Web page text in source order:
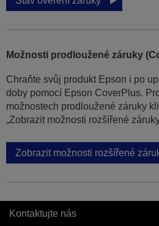
Možnosti prodloužené záruky
Chraňte svůj produkt Epson i po
doby pomocí Epson CoverPlus.
možnostech prodloužené záruky
„Zobrazit možnosti rozšířené
Zobrazit možnosti rozšířené
Kontaktujte nás